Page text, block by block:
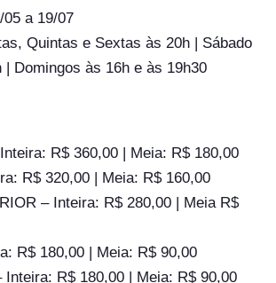
05 a 19/07
Quintas e Sextas às 20h | Sábado
| Domingos às 16h e às 19h30
R$ 360,00 | Meia: R$ 180,00
R$ 320,00 | Meia: R$ 160,00
– Inteira: R$ 280,00 | Meia R$
R$ 180,00 | Meia: R$ 90,00
Inteira: R$ 180,00 | Meia: R$ 90,00